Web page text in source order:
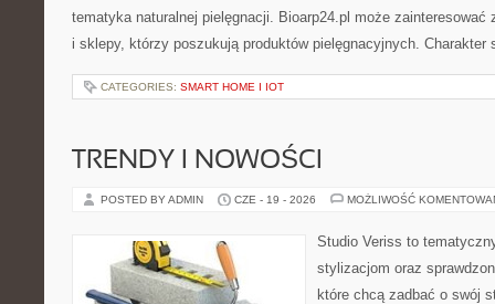
tematyka naturalnej pielęgnacji. Bioarp24.pl może zainteresować
i sklepy, którzy poszukują produktów pielęgnacyjnych.
CATEGORIES: SMART HOME I IOT
TRENDY I NOWOŚCI
POSTED BY ADMIN CZE - 19 - 2026 MOŻLIWOŚĆ
Studio Veriss to
stylizacjom oraz
które chcą zadbać o swój